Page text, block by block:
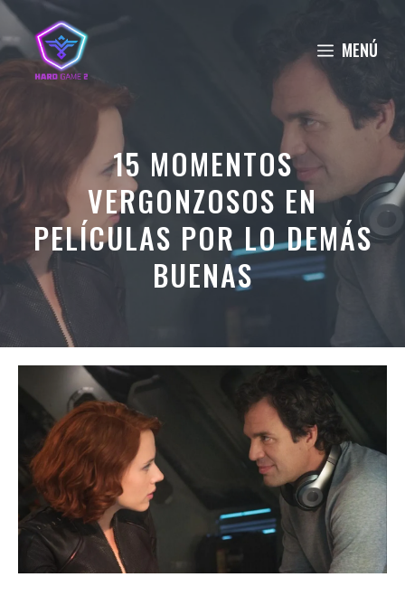
Saltar
al
contenido
MENÚ
15 MOMENTOS
VERGONZOSOS EN
PELÍCULAS POR LO DEMÁS
BUENAS